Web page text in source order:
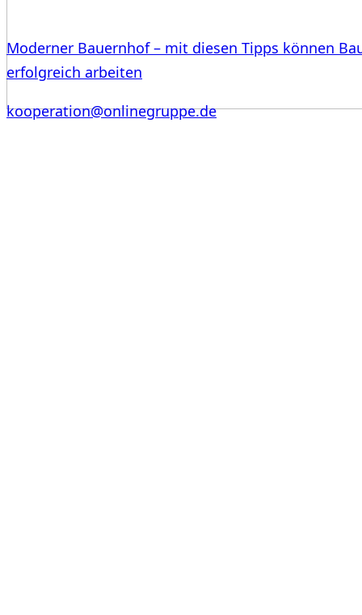
Moderner Bauernhof – mit diesen Tipps können
erfolgreich arbeiten
kooperation@onlinegruppe.de